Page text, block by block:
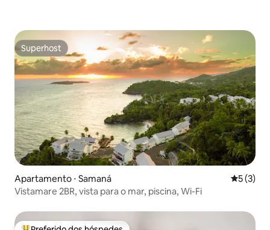
Superhost
Superhost
Apartamento ⋅ Samaná 5 de
5 (3)
Vistamare 2BR, vista para o mar, piscina, Wi-Fi